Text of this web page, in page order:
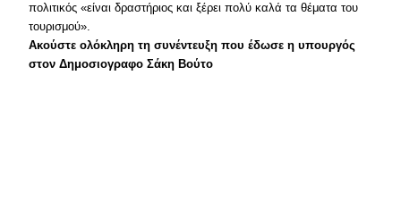
πολιτικός «είναι δραστήριος και ξέρει πολύ καλά τα θέματα του
τουρισμού».
Ακούστε ολόκληρη τη συνέντευξη που έδωσε η υπουργός
στον Δημοσιογραφο Σάκη Βούτο